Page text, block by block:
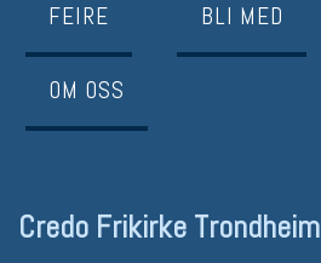
FEIRE BLI MED
OM OSS
Credo Frikirke Trondheim